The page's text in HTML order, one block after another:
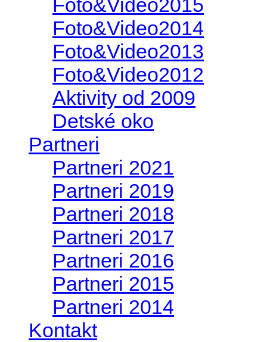
Foto&Video2015
Foto&Video2014
Foto&Video2013
Foto&Video2012
Aktivity od 2009
Detské oko
Partneri
Partneri 2021
Partneri 2019
Partneri 2018
Partneri 2017
Partneri 2016
Partneri 2015
Partneri 2014
Kontakt